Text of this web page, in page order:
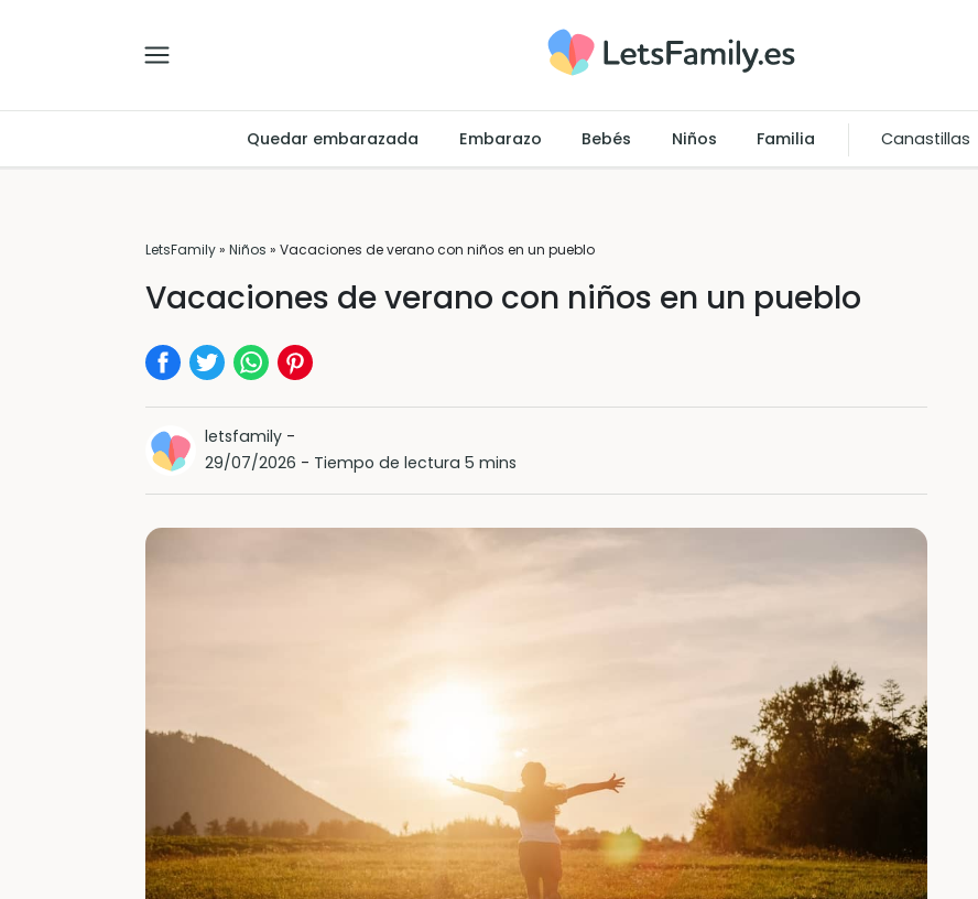
Quedar embarazada Embarazo Bebés Niños Familia Canastillas
LetsFamily» Niños » Vacaciones de verano con niños en un pueblo
Vacaciones de verano con niños en un pueblo
letsfamily -
29/07/2026 - Tiempo de lectura 5 mins